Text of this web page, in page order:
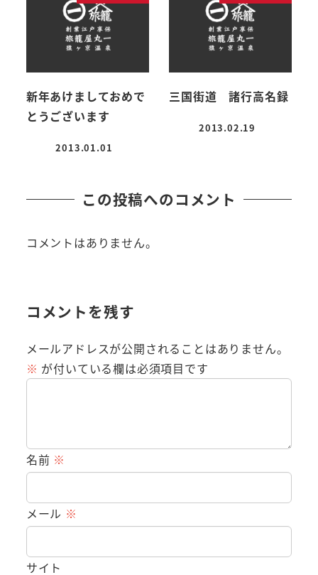
新年あけましておめで
とうございます
投稿日
2013.01.01
三国街道 諸行高名録
投稿日
2013.02.19
この投稿へのコメント
コメントはありません。
コメントを残す
メールアドレスが公開されることはありません。
※ が付いている欄は必須項目です
名前 ※
メール ※
サイト